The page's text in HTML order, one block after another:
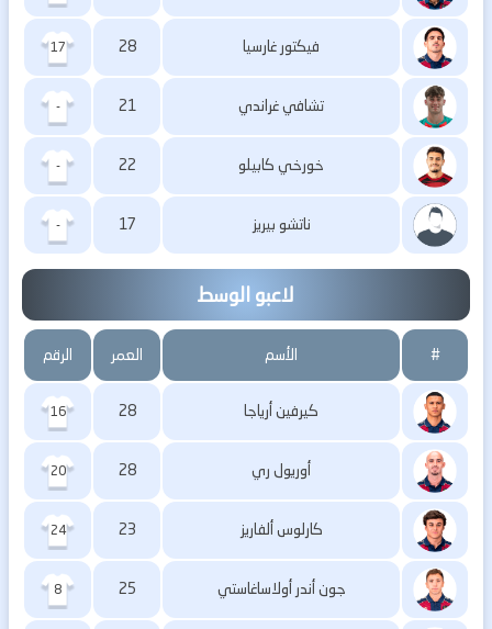
فيكتور غارسيا 28
17
تشافي غراندي 21
-
خورخي كابيلو 22
-
ناتشو بيريز 17
-
لاعبو الوسط
# الأسم العمر الرقم
كيرفين أرياجا 28
16
أوريول ري 28
20
كارلوس ألفاريز 23
24
جون أندر أولاساغاستي 25
8